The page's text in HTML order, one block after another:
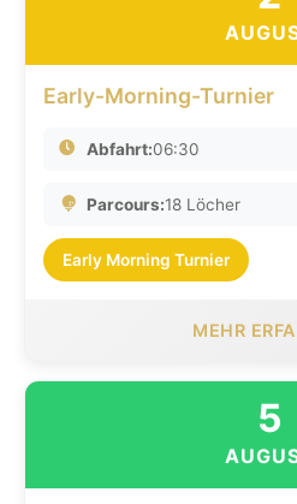
Early-Morning-Turnier
Abfahrt:06:30
Parcours:18 Löcher
Early Morning Turnier
MEHR
5